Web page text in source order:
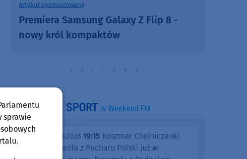
Artykuł sponsorowany
Premiera Samsung Galaxy Z Flip 8 -
nowy król kompaktów
SPORT w Weekend FM
środa, 05.08.2026 19:15 Koszmar Chojniczanki
trwa. Odpadła z Pucharu Polski już w
sprawie